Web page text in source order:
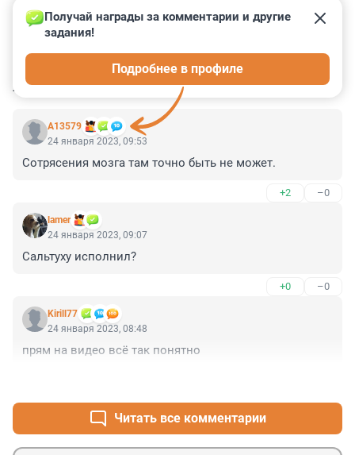
КОММЕНТАРИИ 5
А13579
Получай награды за комментарии и другие
задания!
Подробнее в профиле
24 января 2023, 09:53
Сотрясения мозга там точно быть не может.
+2 –0
lamer
24 января 2023, 09:07
Сальтуху исполнил?
+0 –0
Kirill77
24 января 2023, 08:48
прям на видео всё так понятно
Читать все комментарии